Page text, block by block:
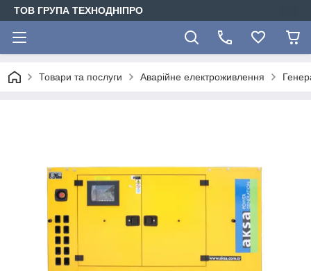
ТОВ ГРУПА ТЕХНОДНІПРО
Товари та послуги Аварійне електроживлення